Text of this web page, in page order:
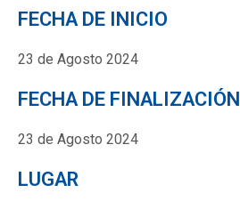
FECHA DE INICIO
23 de Agosto 2024
FECHA DE FINALIZACIÓN
23 de Agosto 2024
LUGAR